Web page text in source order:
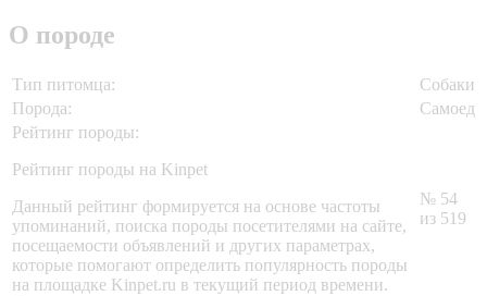
О породе
Тип питомца:
Собаки
Порода:
Самоед
Рейтинг породы:
Рейтинг породы на Kinpet
Данный рейтинг формируется на основе частоты
упоминаний, поиска породы посетителями на сайте,
посещаемости объявлений и других параметрах,
которые помогают определить популярность породы
на площадке Kinpet.ru в текущий период времени.
№ 54
из 519